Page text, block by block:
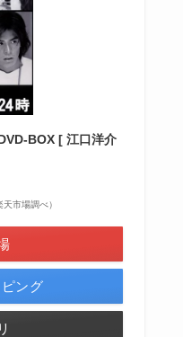
BOX [ 江口洋介
市場調べ）
ング